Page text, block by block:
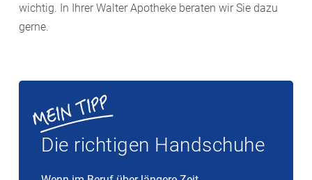
wichtig. In Ihrer Walter Apotheke beraten wir Sie dazu
gerne.
Die richtigen Handschuhe